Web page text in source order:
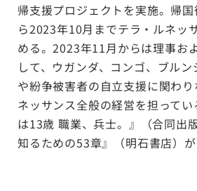
帰支援プロジェクトを実施。帰
ら2023年10月までテラ・ルネッ
める。2023年11月からは理事お
して、ウガンダ、コンゴ、ブル
や紛争被害者の自立支援に関わ
ネッサンス全般の経営を担ってい
は13歳 職業、兵士。』（合同出
知るための53章』（明石書店）が